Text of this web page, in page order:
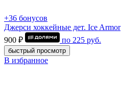
+36 бонусов
Джерси хоккейные дет. Ice Armor
900 ₽
по 225 руб.
быстрый просмотр
В избранное